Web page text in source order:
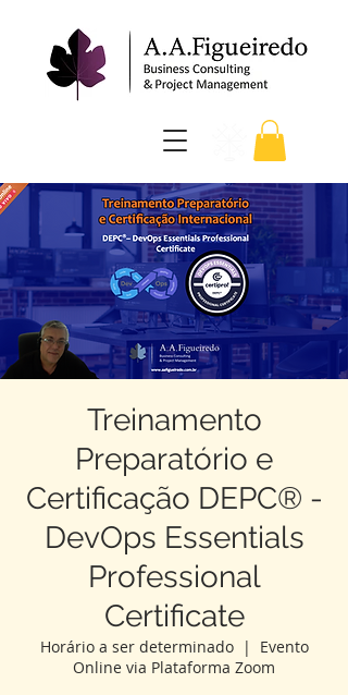
Treinamento
Preparatório e
Certificação DEPC® -
DevOps Essentials
Professional
Certificate
Horário a ser determinado
  |
Evento
Online via Plataforma Zoom